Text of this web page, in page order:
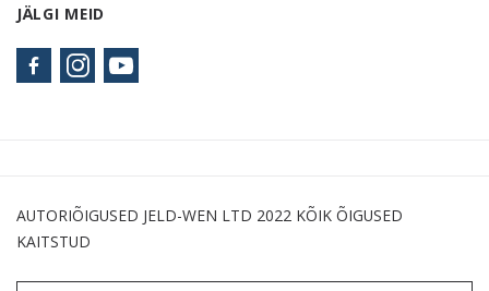
JÄLGI MEID
AUTORIÕIGUSED JELD-WEN LTD 2022 KÕIK ÕIGUSED
KAITSTUD